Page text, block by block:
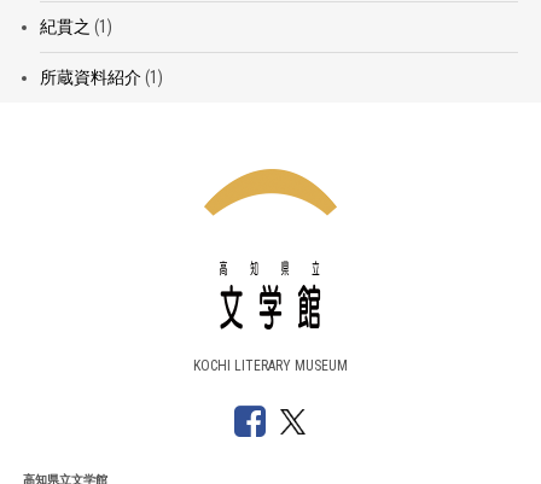
紀貫之 (1)
所蔵資料紹介(1)
KOCHI LITERARY MUSEUM
高知県立文学館